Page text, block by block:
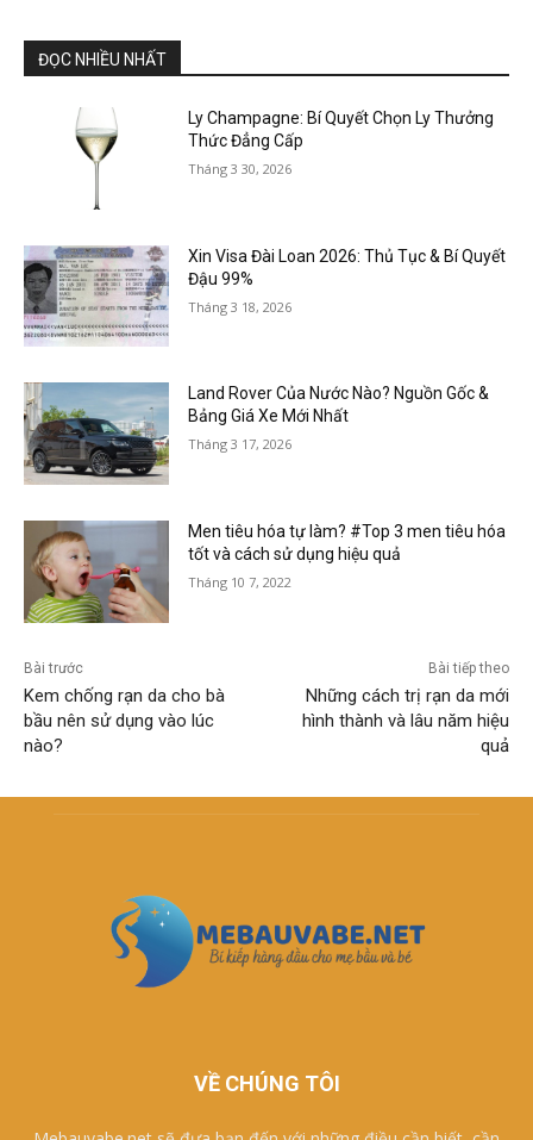
ĐỌC NHIỀU NHẤT
Ly Champagne: Bí Quyết Chọn Ly Thưởng
Thức Đẳng Cấp
Tháng 3 30, 2026
Xin Visa Đài Loan 2026: Thủ Tục & Bí Quyết
Đậu 99%
Tháng 3 18, 2026
Land Rover Của Nước Nào? Nguồn Gốc &
Bảng Giá Xe Mới Nhất
Tháng 3 17, 2026
Men tiêu hóa tự làm? #Top 3 men tiêu hóa
tốt và cách sử dụng hiệu quả
Tháng 10 7, 2022
Bài trước
Kem chống rạn da cho bà
bầu nên sử dụng vào lúc
nào?
Bài tiếp theo
Những cách trị rạn da mới
hình thành và lâu năm hiệu
quả
VỀ CHÚNG TÔI